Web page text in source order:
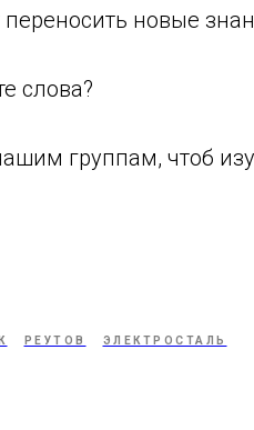
переносить новые
слова?
группам, чтоб
РЕУТОВ ЭЛЕКТРОСТАЛЬ